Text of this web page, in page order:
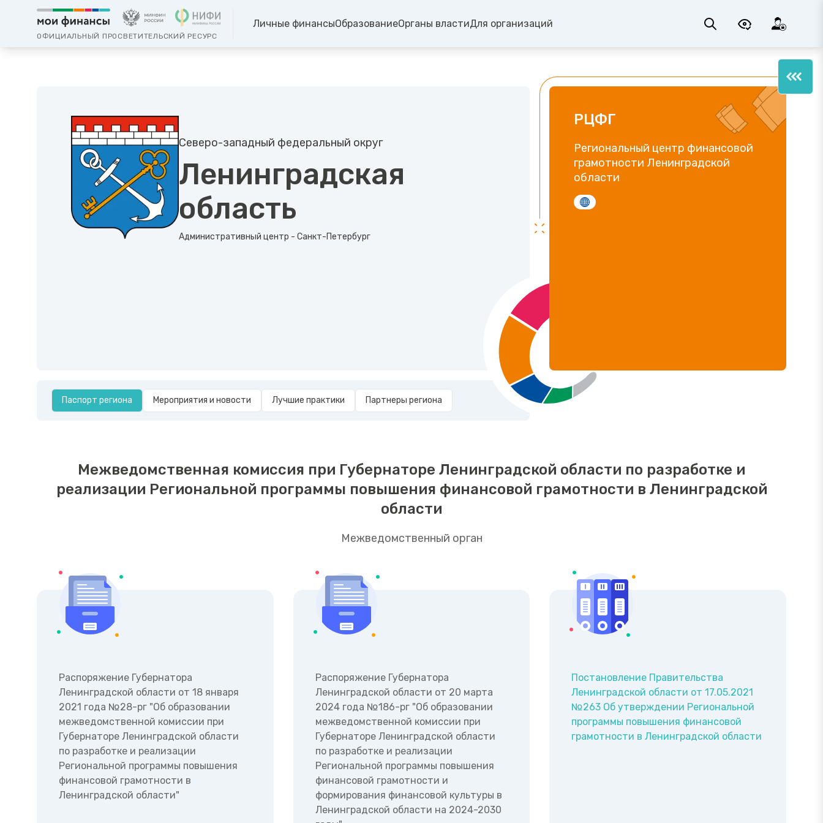
ОФИЦИАЛЬНЫЙ ПРОСВЕТИТЕЛЬСКИЙ РЕСУРС
Личные финансыОбразованиеОрганы властиДля организаций
Северо-западный федеральный округ
Ленинградская
область
Административный центр - Санкт-Петербург
Паспорт региона Мероприятия и новости Лучшие практики Партнеры региона
РЦФГ
Региональный центр финансовой
грамотности Ленинградской
области
Межведомственная комиссия при Губернаторе Ленинградской области по разработке и
реализации Региональной программы повышения финансовой грамотности в Ленинградской
области
Межведомственный орган
Распоряжение Губернатора
Ленинградской области от 18 января
2021 года №28-рг "Об образовании
межведомственной комиссии при
Губернаторе Ленинградской области
по разработке и реализации
Региональной программы повышения
финансовой грамотности в
Ленинградской области"
Распоряжение Губернатора
Ленинградской области от 20 марта
2024 года №186-рг "Об образовании
межведомственной комиссии при
Губернаторе Ленинградской области
по разработке и реализации
Региональной программы повышения
финансовой грамотности и
формирования финансовой культуры в
Ленинградской области на 2024-2030
Постановление Правительства
Ленинградской области от 17.05.2021
№263 Об утверждении Региональной
программы повышения финансовой
грамотности в Ленинградской области